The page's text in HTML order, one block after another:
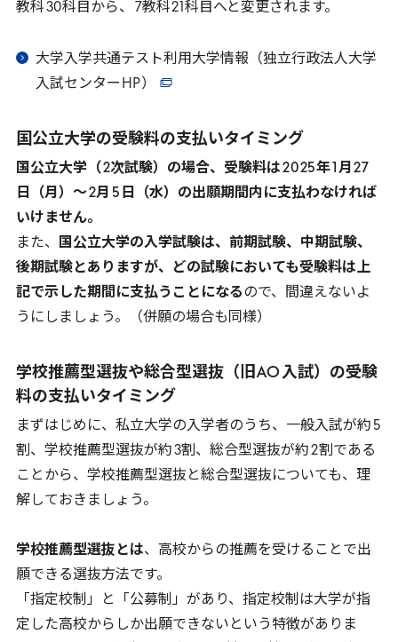
教科30科目から、 7教科21 科目へと変更されます。
大学入学共通テスト利用大学情報（独立行政法人大学
入試センター HP）
国公立大学の受験料の支払いタイミング
国公立大学（2次試験）の場合、受験料は2025年 月 27
日（月）～2月 5 日（水）の出願期間内に支払わなければ
いけません。
また、
国公立大学の入学試験は、前期試験、中期試験、
後期試験とありますが、どの試験においても受験料は上
記で示した期間に支払うことになるので、間違えないよ
うにしましょう。（併願の場合も同様）
学校推薦型選抜や総合型選抜（旧 AO入試）の受験
料の支払いタイミング
まずはじめに、私立大学の入学者のうち、一般入試が約 5
割、学校推薦型選抜が約3割、総合型選抜が約2割である
ことから、 学校推薦型選抜と総合型選抜についても、理
解しておきましょう。
学校推薦型選抜とは、高校からの推薦を受けることで出
願できる選抜方法です。
「指定校制」と「公募制」があり、指定校制は大学が指
定した高校からしか出願できないという特徴がありま